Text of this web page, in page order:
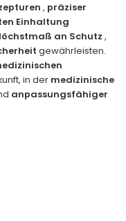
, präziser
Einhaltung
an Schutz ,
gewährleisten.
in der medizinische
anpassungsfähiger